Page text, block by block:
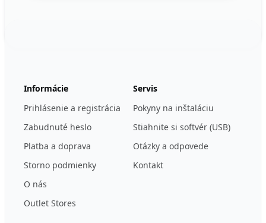
Informácie
Prihlásenie a registrácia
Zabudnuté heslo
Platba a doprava
Storno podmienky
O nás
Outlet Stores
Servis
Pokyny na inštaláciu
Stiahnite si softvér (USB)
Otázky a odpovede
Kontakt